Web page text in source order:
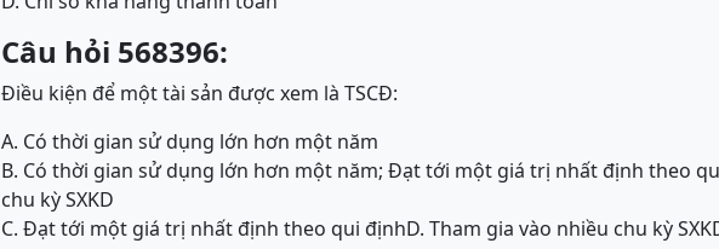
Câu hỏi 568396:
Điều kiện để một tài sản được xem là TSCĐ:
A. Có thời gian sử dụng lớn hơn một năm
B. Có thời gian sử dụng lớn hơn một năm; Đạt tới một giá trị nhất định theo
chu kỳ SXKD
C. Đạt tới một giá trị nhất định theo qui địnhD. Tham gia vào nhiều chu kỳ